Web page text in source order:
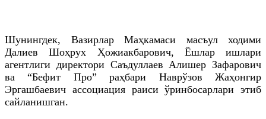
Шунингдек, Вазирлар Маҳкамаси масъул ходими
Далиев
Шоҳрух Ҳожиакбарович, Ёшлар ишлари
агентлиги директори Саъдуллаев Алишер Зафарович
ва “Бефит Про” раҳбари Наврўзов Жаҳонгир
Эргашбаевич ассоциация раиси ўринбосарлари этиб
сайланишган.